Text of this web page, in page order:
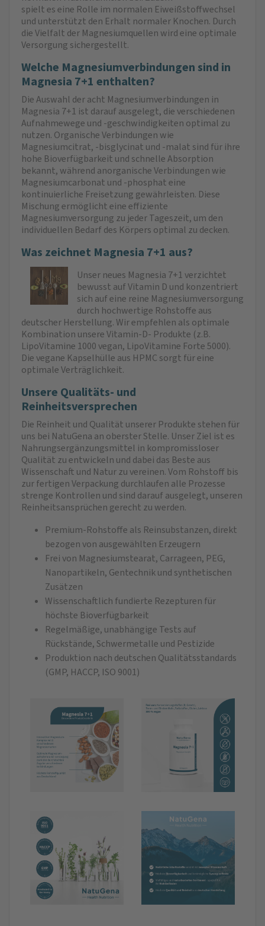
spielt es eine Rolle im normalen Eiweißstoffwechsel
und unterstützt den Erhalt normaler Knochen. Durch
die Vielfalt der Magnesiumquellen wird eine optimale
Versorgung sichergestellt.
Welche Magnesiumverbindungen sind in
Magnesia 7+1 enthalten?
Die Auswahl der acht Magnesiumverbindungen in
Magnesia 7+1 ist darauf ausgelegt, die verschiedenen
Aufnahmewege und -geschwindigkeiten optimal zu
nutzen. Organische Verbindungen wie
Magnesiumcitrat, -bisglycinat und -malat sind für ihre
hohe Bioverfügbarkeit und schnelle Absorption
bekannt, während anorganische Verbindungen wie
Magnesiumcarbonat und -phosphat eine
kontinuierliche Freisetzung gewährleisten. Diese
Mischung ermöglicht eine effiziente
Magnesiumversorgung zu jeder Tageszeit, um den
individuellen Bedarf des Körpers optimal zu decken.
Was zeichnet Magnesia 7+1 aus?
Unser neues Magnesia 7+1 verzichtet
bewusst auf Vitamin D und konzentriert
sich auf eine reine Magnesiumversorgung
durch hochwertige Rohstoffe aus
deutscher Herstellung. Wir empfehlen als optimale
Kombination unsere Vitamin-D- Produkte (z.B.
LipoVitamine 1000 vegan, LipoVitamine Forte 5000).
Die vegane Kapselhülle aus HPMC sorgt für eine
optimale Verträglichkeit.
Unsere Qualitäts- und
Reinheitsversprechen
Die Reinheit und Qualität unserer Produkte stehen für
uns bei NatuGena an oberster Stelle. Unser Ziel ist es
Nahrungsergänzungsmittel in kompromissloser
Qualität zu entwickeln und dabei das Beste aus
Wissenschaft und Natur zu vereinen. Vom Rohstoff bis
zur fertigen Verpackung durchlaufen alle Prozesse
strenge Kontrollen und sind darauf ausgelegt, unseren
Reinheitsansprüchen gerecht zu werden.
Premium-Rohstoffe als Reinsubstanzen, direkt
bezogen von ausgewählten Erzeugern
Frei von Magnesiumstearat, Carrageen, PEG,
Nanopartikeln, Gentechnik und synthetischen
Zusätzen
Wissenschaftlich fundierte Rezepturen für
höchste Bioverfügbarkeit
Regelmäßige, unabhängige Tests auf
Rückstände, Schwermetalle und Pestizide
Produktion nach deutschen Qualitätsstandards
(GMP, HACCP, ISO 9001)